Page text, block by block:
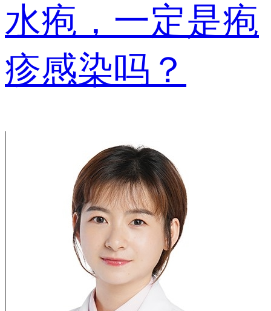
水疱，一定是疱
疹感染吗？